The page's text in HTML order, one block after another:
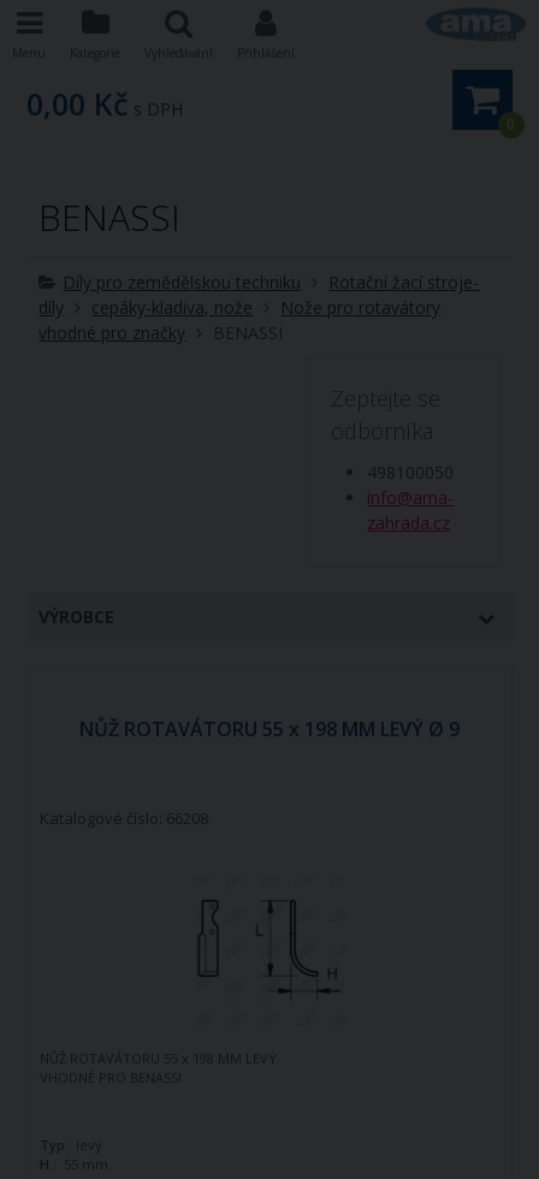
0
0,00 Kč s DPH
BENASSI
Díly pro zemědělskou techniku
Rotační žací stroje-
díly
cepáky-kladiva, nože
Nože pro rotavátory
vhodné pro značky
BENASSI
Zeptejte se
odborníka
498100050
info@ama-
zahrada.cz
VÝROBCE
NŮŽ ROTAVÁTORU 55 x 198 MM LEVÝ Ø 9
Katalogové číslo: 66208
NŮŽ ROTAVÁTORU 55 x 198 MM LEVÝ
VHODNÉ PRO BENASSI
Typ: levý
H :
55 mm
Menu Kategorie Vyhledávání Přihlášení